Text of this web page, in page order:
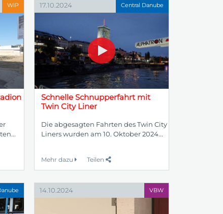
WIP 17.10.2024 Central Danube
Schnelle Schnupperfahrt mit
Twin City Liner
Die abgesagten Fahrten des Twin City
Liners wurden am 10. Oktober 2024...
Mehr dazu Teilen
14.10.2024 VBW